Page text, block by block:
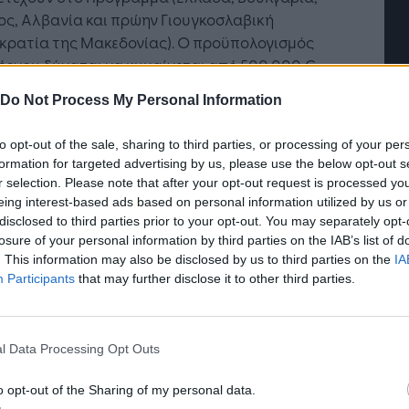
Do Not Process My Personal Information
opt-out of the sale, sharing to third parties, or processing of your
for targeted advertising by us, please use the below opt-out
selection. Please note that after your opt-out request is processed
interest-based ads based on personal information utilized by us
to third parties prior to your opt-out. You may separately
of your personal information by third parties on the IAB’s list of
This information may also be disclosed by us to third parties on the
Participants that may further disclose it to other third parties.
Data Processing Opt Outs
opt-out of the Sharing of my personal data.
Αλβανία και πρώην Γιουγκοσλαβική
της Μακεδονίας). Ο προϋπολογισμός
δύναται να κυμαίνεται από 500.000 €
€ για τον Άξονα 2.
για την Πρόσκληση, τον τρόπο
των προτάσεων έργων καθώς επίσης και
πληροφορίες σχετικά με το Πρόγραμμα είναι
στις ιστοσελίδες του Προγράμματοςεδώ
.
BalkanMed
χώρες της ΕΕ (Ελλάδα, Βουλγαρία και Κύπρος)
Γιουγκοσλαβική Δημοκρατία της Μακεδονίας),
Νοημοσύνη: το νέο
σύστημα της
Οι προσλήψεις αλλάζουν: To
Jobfind.gr ως στρατηγικός
«σύμμαχος» για κάθε
επιχείρηση και εργαζόμενο